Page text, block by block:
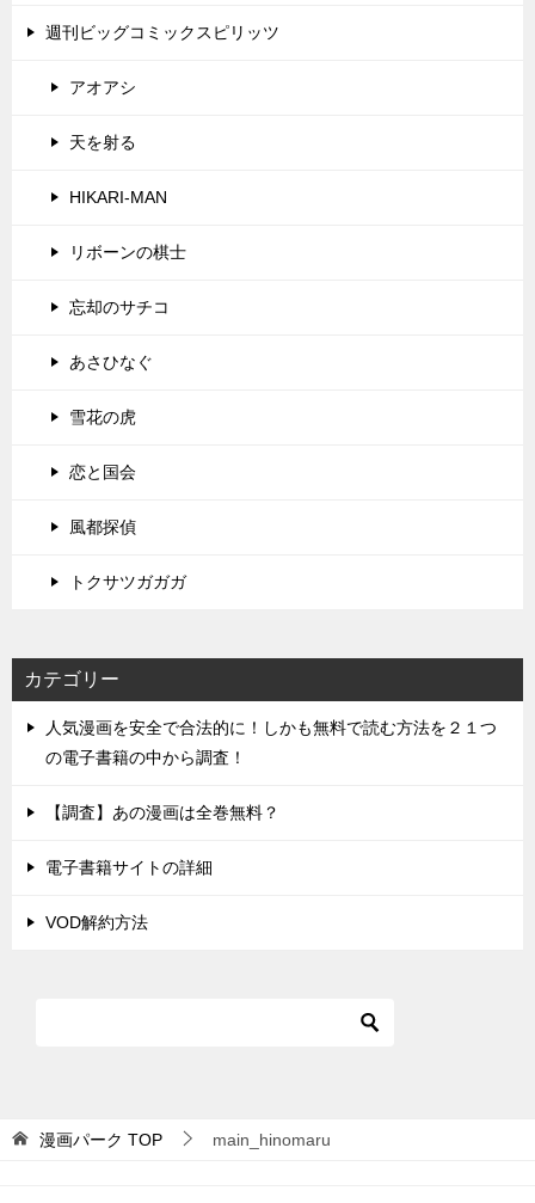
週刊ビッグコミックスピリッツ
アオアシ
天を射る
HIKARI-MAN
リボーンの棋士
忘却のサチコ
あさひなぐ
雪花の虎
恋と国会
風都探偵
トクサツガガガ
カテゴリー
人気漫画を安全で合法的に！しかも無料で読む方法を２１つ
の電子書籍の中から調査！
【調査】あの漫画は全巻無料？
電子書籍サイトの詳細
VOD解約方法
漫画パーク TOP main_hinomaru